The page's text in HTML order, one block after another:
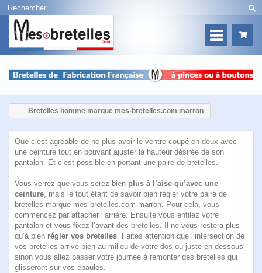
Bretelles homme marque mes-bretelles.com marron
Que c’est agréable de ne plus avoir le ventre coupé en deux avec
une ceinture tout en pouvant ajuster la hauteur désirée de son
pantalon. Et c’est possible en portant une paire de bretelles.
Vous verrez que vous serez bien plus à l’aise qu’avec une
ceinture, mais le tout étant de savoir bien régler votre paire de
bretelles marque mes-bretelles.com marron. Pour cela, vous
commencez par attacher l’arrière. Ensuite vous enfilez votre
pantalon et vous fixez l’avant des bretelles. Il ne vous restera plus
qu’à bien régler vos bretelles. Faites attention que l’intersection de
vos bretelles arrive bien au milieu de votre dos ou juste en dessous
sinon vous allez passer votre journée à remonter des bretelles qui
glisseront sur vos épaules.